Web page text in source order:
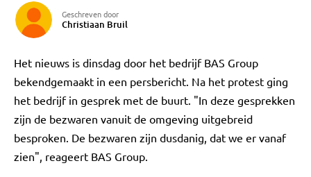
Geschreven door
Christiaan Bruil
Het nieuws is dinsdag door het bedrijf BAS Group
bekendgemaakt in een persbericht. Na het protest ging
het bedrijf in gesprek met de buurt. "In deze gesprekken
zijn de bezwaren vanuit de omgeving uitgebreid
besproken. De bezwaren zijn dusdanig, dat we er vanaf
zien", reageert BAS Group.